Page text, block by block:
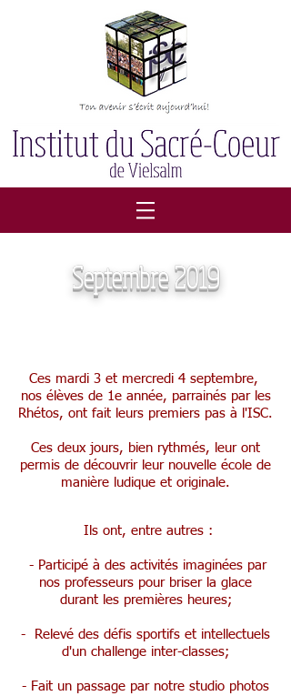
Septembre 2019
Ces mardi 3 et mercredi 4 septembre,
nos élèves de 1e année, parrainés par les
Rhétos, ont fait leurs premiers pas à l'ISC.
Ces deux jours, bien rythmés, leur ont
permis de découvrir leur nouvelle école de
manière ludique et originale.
Ils ont, entre autres :
- Participé à des activités imaginées par
nos professeurs pour briser la glace
durant les premières heures;
- Relevé des défis sportifs et intellectuels
d'un challenge inter-classes;
- Fait un passage par notre studio photos